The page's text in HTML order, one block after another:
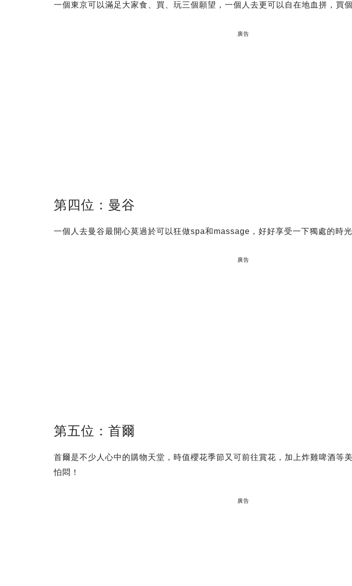
一個東京可以滿足大家食、買、玩三個願望，一個人去更可以自在地血拼，買個
廣告
第四位：曼谷
一個人去曼谷最開心莫過於可以狂做spa和massage，好好享受一下獨處的時光
廣告
第五位：首爾
首爾是不少人心中的購物天堂，時值櫻花季節又可前往賞花，加上炸雞啤酒等
怕悶！
廣告